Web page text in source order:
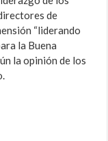
de
“liderando
la Buena
la opinión de los